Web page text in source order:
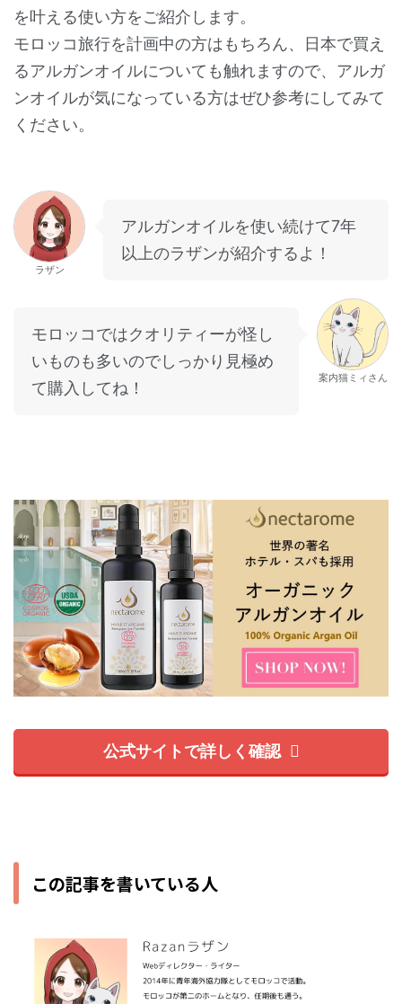
を叶える使い方をご紹介します。
モロッコ旅行を計画中の方はもちろん、日本で買え
るアルガンオイルについても触れますので、アルガ
ンオイルが気になっている方はぜひ参考にしてみて
ください。
ラザン
アルガンオイルを使い続けて7年
以上のラザンが紹介するよ！
モロッコではクオリティーが怪し
いものも多いのでしっかり見極め
て購入してね！
案内猫ミィさん
公式サイトで詳しく確認
この記事を書いている人